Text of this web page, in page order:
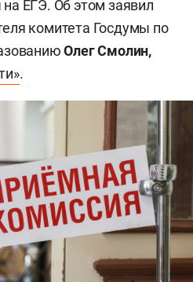
ЕГЭ. Об этом заявил
комитета Госдумы по
Олег Смолин,
.